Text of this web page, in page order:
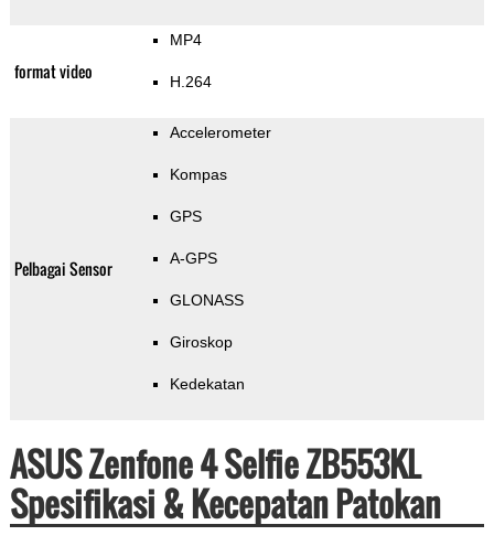
format video
MP4
H.264
Pelbagai Sensor
Accelerometer
Kompas
GPS
A-GPS
GLONASS
Giroskop
Kedekatan
ASUS Zenfone 4 Selfie ZB553KL
Spesifikasi & Kecepatan Patokan